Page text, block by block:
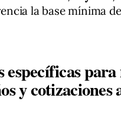
la base mínima
específicas para
y